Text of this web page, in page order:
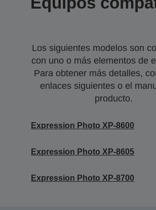
Los siguientes modelos son
con uno o más elementos de
Para obtener más detalles,
enlaces siguientes o el
producto.
Expression Photo XP-8600
Expression Photo XP-8605
Expression Photo XP-8700